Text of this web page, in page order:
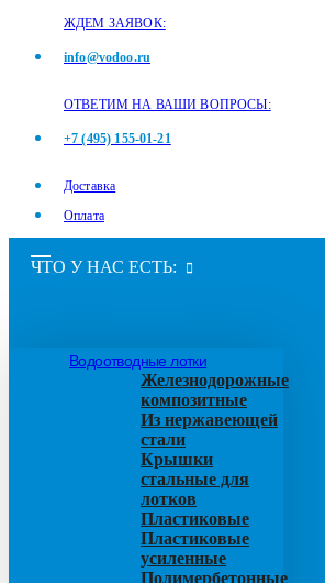
ЖДЕМ ЗАЯВОК:
info@vodoo.ru
ОТВЕТИМ НА ВАШИ ВОПРОСЫ:
+7 (495) 155-01-21
Доставка
Оплата
ЧТО У НАС ЕСТЬ:
Водоотводные лотки
Железнодорожные
композитные
Из нержавеющей
стали
Крышки
стальные для
лотков
Пластиковые
Пластиковые
усиленные
Полимербетонные